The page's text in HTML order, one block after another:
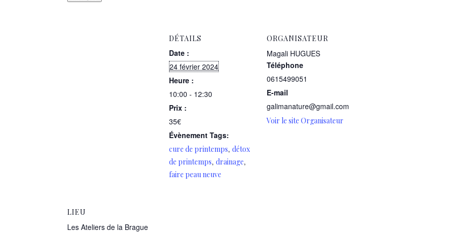
DÉTAILS
Date :
24 février 2024
Heure :
10:00 - 12:30
Prix :
35€
Évènement Tags:
cure de printemps, détox
de printemps, drainage,
faire peau neuve
ORGANISATEUR
Magali HUGUES
Téléphone
0615499051
E-mail
galimanature@gmail.com
Voir le site Organisateur
LIEU
Les Ateliers de la Brague